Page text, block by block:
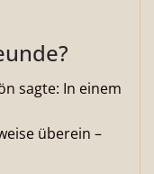
sagte: In einem
überein –